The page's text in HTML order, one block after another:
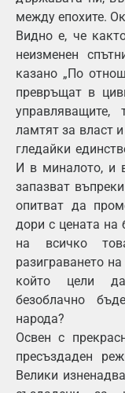
между епохите.
Видно е, че
неизменен
казано „По
превръщат в
управляващите,
ламтят за власт
гледайки
И в миналото, и
запазват
опитват да
дори с цената на
на всичко
разиграването
който цели да
безоблачно
народа?
Освен с
пресъздаден
Велики